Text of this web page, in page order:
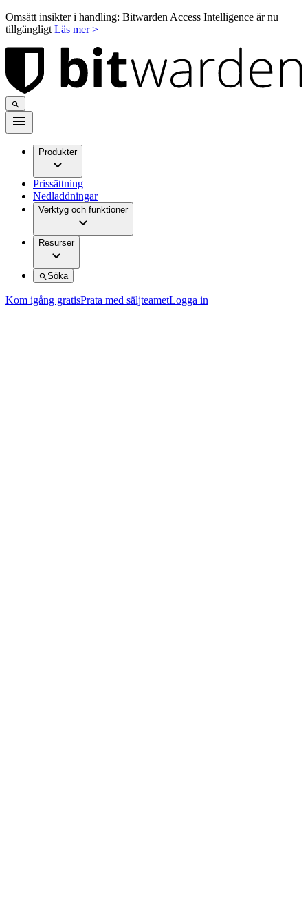
Omsätt insikter i handling: Bitwarden Access Intelligence är nu
tillgängligt Läs mer >
Produkter
Prissättning
Nedladdningar
Verktyg och funktioner
Resurser
Söka
Kom igång gratisPrata med säljteametLogga in